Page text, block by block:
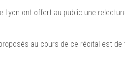
Lyon ont offert au public une
au cours de ce récital est